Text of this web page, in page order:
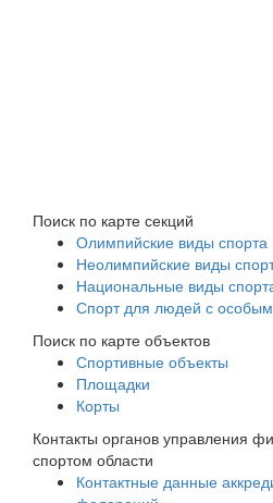
Поиск по карте секций
Олимпийские виды спорта
Неолимпийские виды
Национальные виды
Спорт для людей с
Поиск по карте объектов
Спортивные объекты
Площадки
Корты
Контакты органов управления
спортом области
Контактные данные